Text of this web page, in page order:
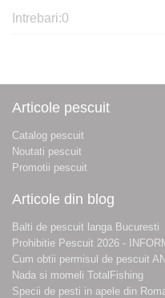
Intrebari:0
Articole pescuit
Catalog pescuit
Noutati pescuit
Promotii pescuit
Articole din blog
Balti de pescuit langa Bucuresti
Prohibitie Pescuit 2026 -
Cum obtii permisul de pescuit
Nada si momeli TotalFishing
Specii de pesti in apele din